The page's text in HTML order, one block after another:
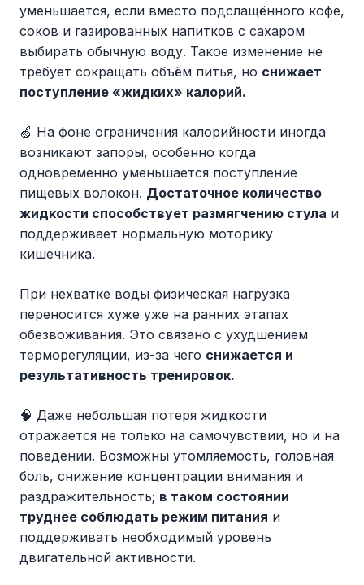
уменьшается, если вместо подслащённого кофе,
соков и газированных напитков с сахаром
выбирать обычную воду. Такое изменение не
требует сокращать объём питья, но снижает
поступление «жидких» калорий.
🍏 На фоне ограничения калорийности иногда
возникают запоры, особенно когда
одновременно уменьшается поступление
пищевых волокон. Достаточное количество
жидкости способствует размягчению стула и
поддерживает нормальную моторику
кишечника.
При нехватке воды физическая нагрузка
переносится хуже уже на ранних этапах
обезвоживания. Это связано с ухудшением
терморегуляции, из-за чего снижается и
результативность тренировок.
🧠 Даже небольшая потеря жидкости
отражается не только на самочувствии, но и на
поведении. Возможны утомляемость, головная
боль, снижение концентрации внимания и
раздражительность; в таком состоянии
труднее соблюдать режим питания и
поддерживать необходимый уровень
двигательной активности.